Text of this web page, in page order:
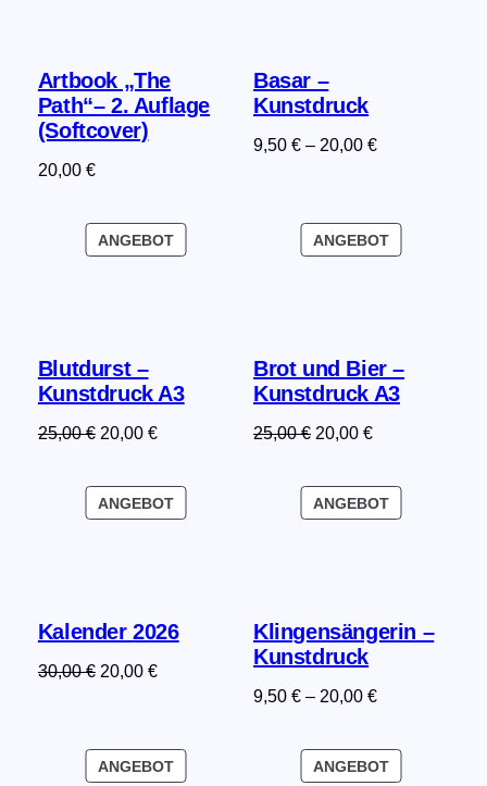
Artbook „The
Path“– 2. Auflage
(Softcover)
20,00 €
Basar –
Kunstdruck
9,50€ – 20,00€
ANGEBOTPRODUKT
Blutdurst –
Kunstdruck A3
25,00€ Ursprünglicher
war:
25,00 €
20,00 €Aktueller
ist:
20,00 €.
ANGEBOTPRODUKT
Brot und Bier –
Kunstdruck A3
25,00€ Ursprünglicher
war:
25,00 €
20,00€Aktueller
ist:
20,00 €.
ANGEBOTPRODUKT
Kalender 2026
30,00€ Ursprünglicher
30,00 €
20,00 €Aktueller
20,00 €.
ANGEBOTPRODUKT
Klingensängerin –
Kunstdruck
9,50€ – 20,00€
ANGEBOTPRODUKT
ANGEBOTPRODUKT